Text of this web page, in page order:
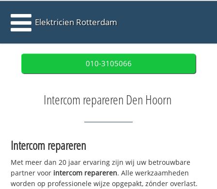
Elektricien Rotterdam
010-3105066
Intercom repareren Den Hoorn
Intercom repareren
Met meer dan 20 jaar ervaring zijn wij uw betrouwbare
partner voor intercom repareren. Alle werkzaamheden
worden op professionele wijze opgepakt, zónder overlast.